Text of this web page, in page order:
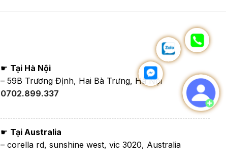
☛ Tại Hà Nội
– 59B Trương Định, Hai Bà Trưng, Hà Nội
0702.899.337
☛ Tại Australia
– corella rd, sunshine west, vic 3020, Australia